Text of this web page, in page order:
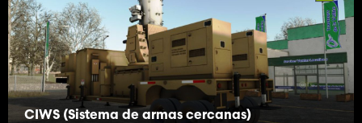
CIWS (Sistema de armas cercanas)